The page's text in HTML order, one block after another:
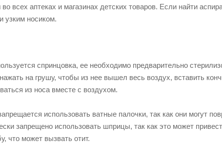
всех аптеках и магазинах детских товаров. Если найти
узким носиком.
спринцовка, ее необходимо предварительно
на грушу, чтобы из нее вышел весь воздух, вставить
из носа вместе с воздухом.
использовать ватные палочки, так как они могут
запрещено использовать шприцы, так как это может
что может вызвать отит.